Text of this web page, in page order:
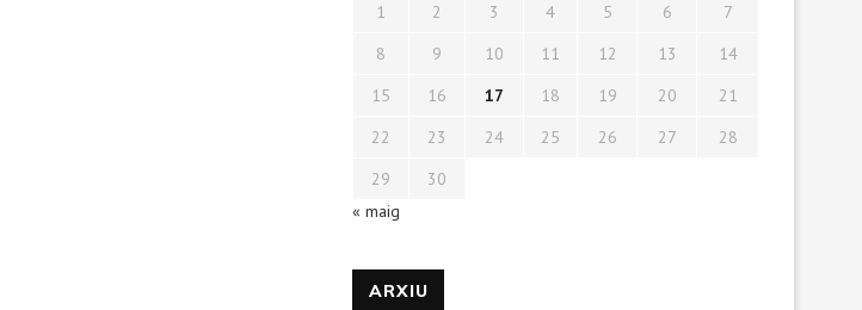
1 2 3 4 5 6
7
8
9 10 11 12 13
14
15
16 17 18 19 20
21
22
23 24 25 26 27
28
29
30
« maig
ARXIU